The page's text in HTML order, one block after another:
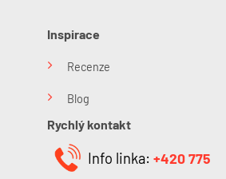
Inspirace
Recenze
Blog
Rychlý kontakt
Info linka: +420 775